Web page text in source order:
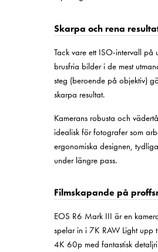
Skarpa och rena
Tack vare ett ISO-intervall
brusfria bilder i de mest
steg (beroende på objektiv)
skarpa resultat.
Kamerans robusta och
idealisk för fotografer som
ergonomiska designen,
under längre pass.
Filmskapande på
EOS R6 Mark III är en
spelar in i 7K RAW Light
4K 60p med fantastisk